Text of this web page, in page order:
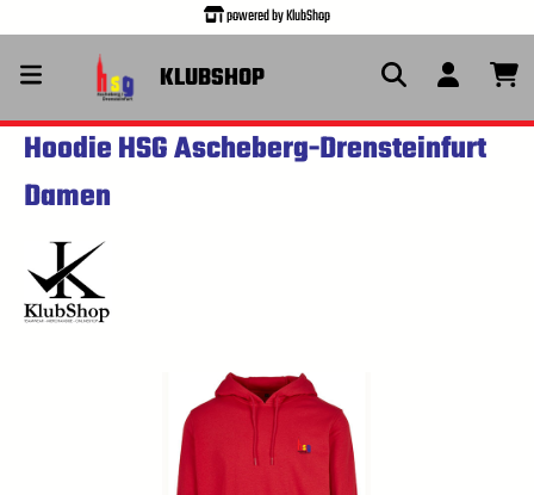
powered by KlubShop
KLUBSHOP
Hoodie HSG Ascheberg-Drensteinfurt
Damen